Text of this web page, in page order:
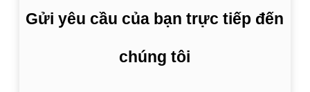
Gửi yêu cầu của bạn trực tiếp đến
chúng tôi